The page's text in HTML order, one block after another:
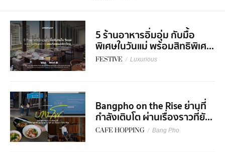
5 ร้านอาหารอิ่มอุ่ม กับมื้อ
พิเศษในวันแม่ พร้อมสิทธิพิเศ...
FESTIVE / Luxurious
Bangpho on the Rise ย่านที่
กำลังเติบโต ผ่านเรื่องราวที่ยั...
CAFE HOPPING / Bang Pho